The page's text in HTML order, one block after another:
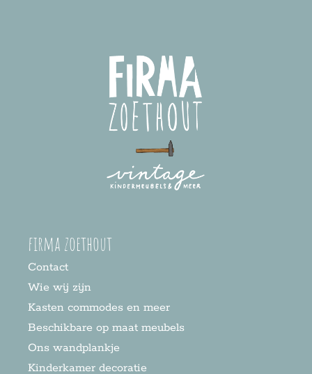
firma zoethout
Contact
Wie wij zijn
Kasten commodes en meer
Beschikbare op maat meubels
Ons wandplankje
Kinderkamer decoratie